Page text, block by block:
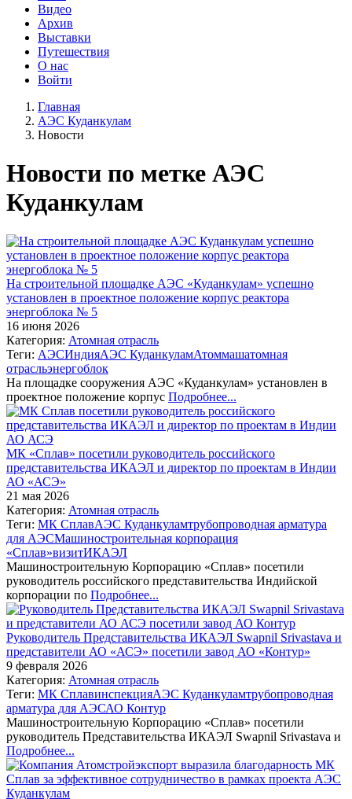
Видео
Архив
Выставки
Путешествия
О нас
Войти
Главная
АЭС Куданкулам
Новости
Новости по метке АЭС
Куданкулам
На строительной площадке АЭС «Куданкулам» успешно
установлен в проектное положение корпус реактора
энергоблока № 5
16 июня 2026
Категория: Атомная отрасль
Теги: АЭСИндияАЭС КуданкуламАтоммашатомная
отрасльэнергоблок
На площадке сооружения АЭС «Куданкулам» установлен в
проектное положение корпус Подробнее...
МК «Сплав» посетили руководитель российского
представительства ИКАЭЛ и директор по проектам в Индии
АО «АСЭ»
21 мая 2026
Категория: Атомная отрасль
Теги: МК СплавАЭС Куданкуламтрубопроводная арматура
для АЭСМашиностроительная корпорация
«Сплав»визитИКАЭЛ
Машиностроительную Корпорацию «Сплав» посетили
руководитель российского представительства Индийской
корпорации по Подробнее...
Руководитель Представительства ИКАЭЛ Swapnil Srivastava и
представители АО «АСЭ» посетили завод АО «Контур»
9 февраля 2026
Категория: Атомная отрасль
Теги: МК СплавинспекцияАЭС Куданкуламтрубопроводная
арматура для АЭСАО Контур
Машиностроительную Корпорацию «Сплав» посетили
руководитель Представительства ИКАЭЛ Swapnil Srivastava и
Подробнее...